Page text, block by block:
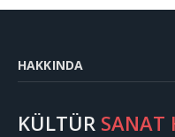
HAKKINDA
KÜLTÜR SANAT